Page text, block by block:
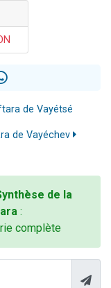
de Vayétsé
de Vayéchev
de la
:
complète